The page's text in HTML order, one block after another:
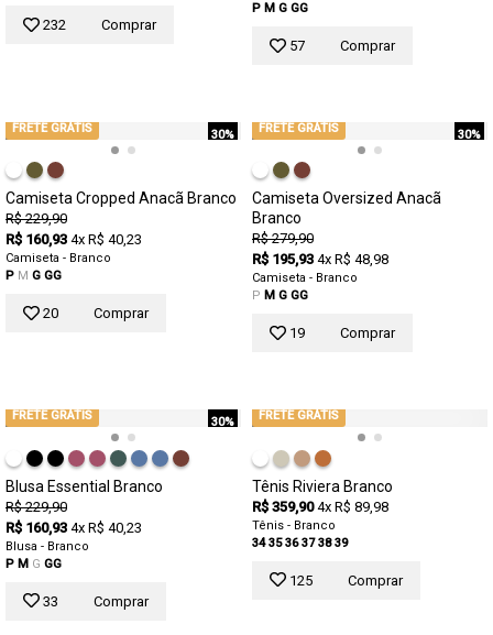
232 Comprar
P M G GG
57 Comprar
30%
FRETE GRÁTIS
Camiseta Cropped Anacã Branco
R$ 229,90
R$ 160,93 4x R$ 40,23
Camiseta - Branco
P M G GG
20 Comprar
30%
FRETE GRÁTIS
Camiseta Oversized Anacã
Branco
R$ 279,90
R$ 195,93 4x R$ 48,98
Camiseta - Branco
P M G GG
19 Comprar
30%
FRETE GRÁTIS
Blusa Essential Branco
R$ 229,90
R$ 160,93 4x R$ 40,23
Blusa - Branco
P M G GG
33 Comprar
FRETE GRÁTIS
Tênis Riviera Branco
R$ 359,90 4x R$ 89,98
Tênis - Branco
34 35 36 37 38 39
125 Comprar